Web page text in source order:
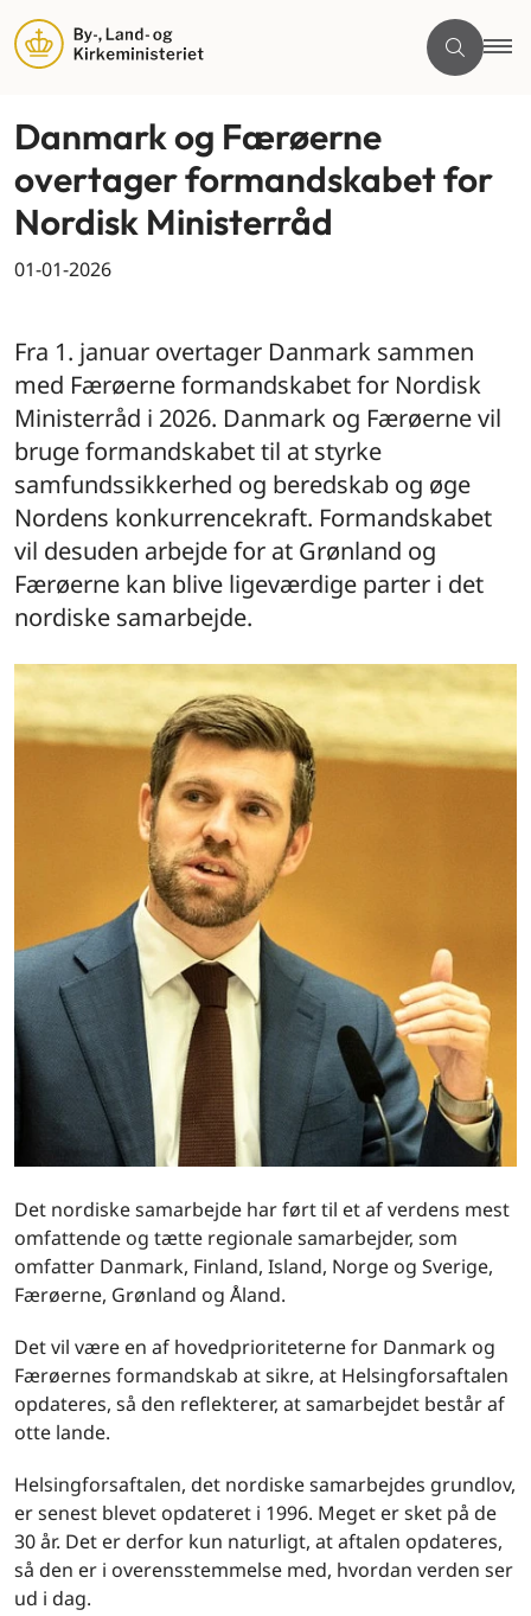
Danmark og Færøerne
overtager formandskabet for
Nordisk Ministerråd
01-01-2026
Fra 1. januar overtager Danmark sammen
med Færøerne formandskabet for Nordisk
Ministerråd i 2026. Danmark og Færøerne vil
bruge formandskabet til at styrke
samfundssikkerhed og beredskab og øge
Nordens konkurrencekraft. Formandskabet
vil desuden arbejde for at Grønland og
Færøerne kan blive ligeværdige parter i det
nordiske samarbejde.
Det nordiske samarbejde har ført til et af verdens mest
omfattende og tætte regionale samarbejder, som
omfatter Danmark, Finland, Island, Norge og Sverige,
Færøerne, Grønland og Åland.
Det vil være en af hovedprioriteterne for Danmark og
Færøernes formandskab at sikre, at Helsingforsaftalen
opdateres, så den reflekterer, at samarbejdet består af
otte lande.
Helsingforsaftalen, det nordiske samarbejdes grundlov,
er senest blevet opdateret i 1996. Meget er sket på de
30 år. Det er derfor kun naturligt, at aftalen opdateres,
så den er i overensstemmelse med, hvordan verden ser
ud i dag.